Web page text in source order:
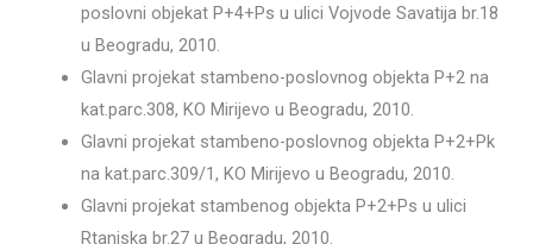
poslovni objekat P+4+Ps u ulici Vojvode Savatija br.18
u Beogradu, 2010.
Glavni projekat stambeno-poslovnog objekta P+2 na
kat.parc.308, KO Mirijevo u Beogradu, 2010.
Glavni projekat stambeno-poslovnog objekta P+2+Pk
na kat.parc.309/1, KO Mirijevo u Beogradu, 2010.
Glavni projekat stambenog objekta P+2+Ps u ulici
Rtanjska br.27 u Beogradu, 2010.